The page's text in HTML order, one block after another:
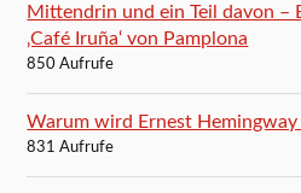
Mittendrin und ein Teil davon –
‚Café Iruña‘ von Pamplona
850 Aufrufe
Warum wird Ernest Hemingway
831 Aufrufe